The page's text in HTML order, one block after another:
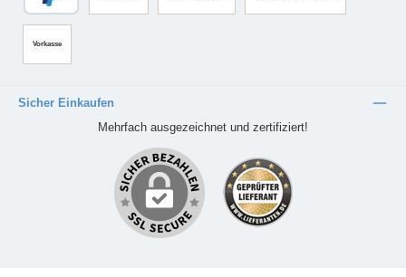
Vorkasse
Sicher Einkaufen
Mehrfach ausgezeichnet und zertifiziert!